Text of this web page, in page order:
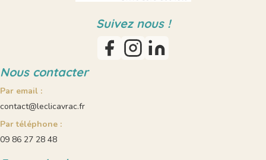
Nous contacter
Par email :
contact@leclicavrac.fr
Par téléphone :
09 86 27 28 48
Suivez nous !